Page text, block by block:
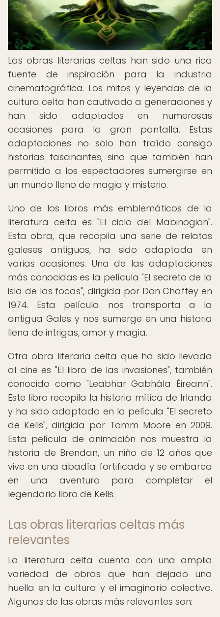
Las obras literarias celtas han sido una rica
fuente de inspiración para la industria
cinematográfica. Los mitos y leyendas de la
cultura celta han cautivado a generaciones y
han sido adaptados en numerosas
ocasiones para la gran pantalla. Estas
adaptaciones no solo han traído consigo
historias fascinantes, sino que también han
permitido a los espectadores sumergirse en
un mundo lleno de magia y misterio.
Uno de los libros más emblemáticos de la
literatura celta es "El ciclo del Mabinogion".
Esta obra, que recopila una serie de relatos
galeses antiguos, ha sido adaptada en
varias ocasiones. Una de las adaptaciones
más conocidas es la película "El secreto de la
isla de las focas", dirigida por Don Chaffey en
1974. Esta película nos transporta a la
antigua Gales y nos sumerge en una historia
llena de intrigas, amor y magia.
Otra obra literaria celta que ha sido llevada
al cine es "El libro de las invasiones", también
conocido como "Leabhar Gabhála Éireann".
Este libro recopila la historia mítica de Irlanda
y ha sido adaptado en la película "El secreto
de Kells", dirigida por Tomm Moore en 2009.
Esta película de animación nos muestra la
historia de Brendan, un niño de 12 años que
vive en una abadía fortificada y se embarca
en una aventura para completar el
legendario libro de Kells.
Las obras literarias celtas más
relevantes
La literatura celta cuenta con una amplia
variedad de obras que han dejado una
huella en la cultura y el imaginario colectivo.
Algunas de las obras más relevantes son: